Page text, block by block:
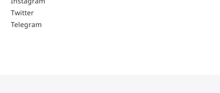
Twitter
Telegram